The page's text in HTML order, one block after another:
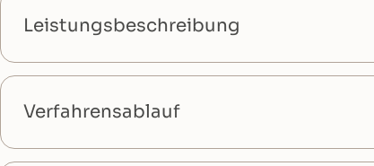
Leistungsbeschreibung
Verfahrensablauf